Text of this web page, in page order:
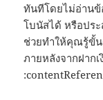
ทันทีโดยไม่อ่านข้
โบนัสได้ หรือปร
ช่วยทำให้คุณรู้ขั้น
ภายหลังจากฝากเ